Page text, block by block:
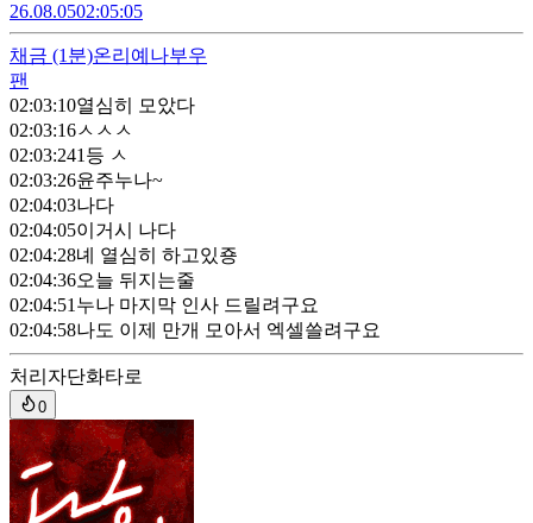
26.08.0502:05:05
채금 (1분)온리예나부우
팬
02:03:10열심히 모았다
02:03:16ㅅㅅㅅ
02:03:241등 ㅅ
02:03:26윤주누나~
02:04:03나다
02:04:05이거시 나다
02:04:28녜 열심히 하고있죵
02:04:36오늘 뒤지는줄
02:04:51 누나 마지막 인사 드릴려구요
02:04:58나도 이제 만개 모아서 엑셀쓸려구요
처리자단화타로
0